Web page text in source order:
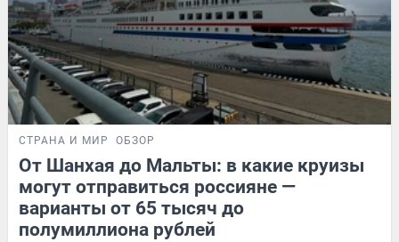
СТРАНА И МИР ОБЗОР
От Шанхая до Мальты: в какие круизы
могут отправиться россияне —
варианты от 65 тысяч до
полумиллиона рублей